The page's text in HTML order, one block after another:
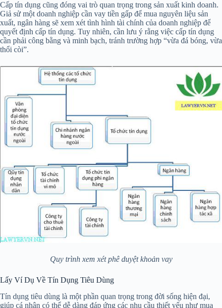
Cấp tín dụng cũng đóng vai trò quan trọng trong sản xuất kinh doanh.
Giả sử một doanh nghiệp cần vay tiền gấp để mua nguyên liệu sản
xuất, ngân hàng sẽ xem xét tình hình tài chính của doanh nghiệp để
quyết định cấp tín dụng. Tuy nhiên, cần lưu ý rằng việc cấp tín dụng
cần phải công bằng và minh bạch, tránh trường hợp “vừa đá bóng, vừa
thổi còi”.
Quy trình xem xét phê duyệt khoản vay
Lấy Ví Dụ Về Tín Dụng Tiêu Dùng
Tín dụng tiêu dùng là một phần quan trọng trong đời sống hiện đại,
giúp cá nhân có thể dễ dàng đáp ứng các nhu cầu thiết yếu như mua